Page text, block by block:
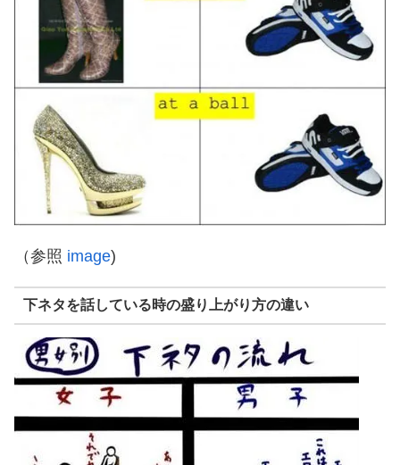
（参照 image)
下ネタを話している時の盛り上がり方の違い